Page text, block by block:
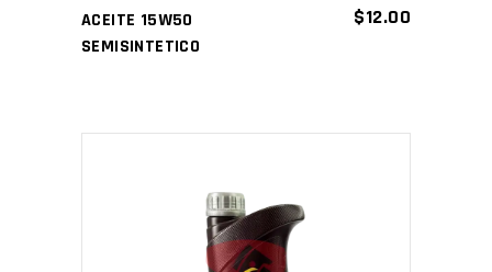
ACEITE 15W50
SEMISINTETICO
$12.00